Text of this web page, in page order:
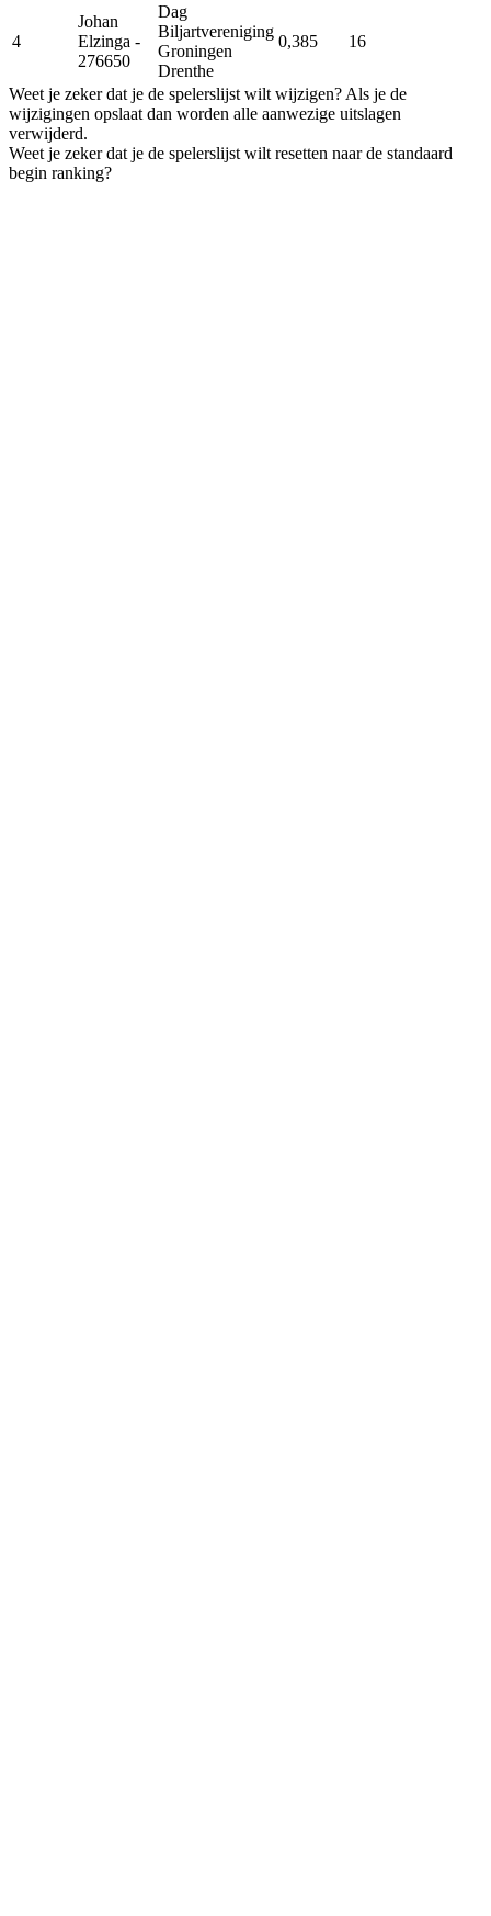
4
Johan
Elzinga -
276650
Dag
Biljartvereniging
Groningen
Drenthe
0,385 16
Weet je zeker dat je de spelerslijst wilt wijzigen? Als je de
wijzigingen opslaat dan worden alle aanwezige uitslagen
verwijderd.
Weet je zeker dat je de spelerslijst wilt resetten naar de standaard
begin ranking?